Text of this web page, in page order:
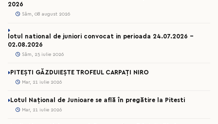
2026
Sâm, 08 august 2026
lotul national de juniori convocat in perioada 24.07.2026 –
02.08.2026
Sâm, 25 iulie 2026
PITEȘTI GĂZDUIEȘTE TROFEUL CARPAȚI NIRO
Mar, 21 iulie 2026
Lotul Național de Junioare se află în pregătire la Pitesti
Mar, 21 iulie 2026